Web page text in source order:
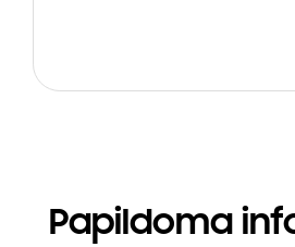
Papildoma